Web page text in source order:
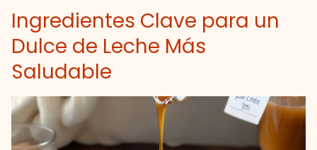
Ingredientes Clave para un
Dulce de Leche Más
Saludable